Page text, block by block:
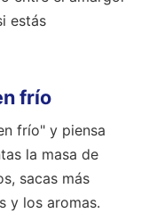
estás
frío
frío" y piensa
la masa de
sacas más
y los aromas.